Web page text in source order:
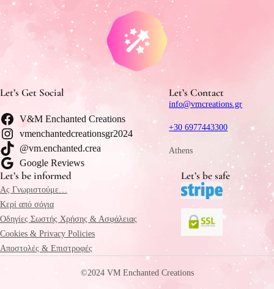
Let’s Get Social
V&M Enchanted Creations
vmenchantedcreationsgr2024
@vm.enchanted.crea
Google Reviews
Let’s Contact
info@vmcreations.gr
+30 6977443300
Athens
Let’s be informed
Ας Γνωριστούμε…
Κερί από σόγια
Οδηγίες Σωστής Χρήσης & Ασφάλειας
Cookies & Privacy Policies
Αποστολές & Επιστροφές
Let’s be safe
©2024 VM Enchanted Creations